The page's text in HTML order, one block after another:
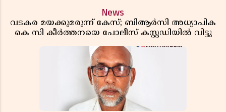
News
വടകര മയക്കുമരുന്ന് കേസ്; ബിആർസി അധ്യാപിക
കെ സി കീർത്തനയെ പോലീസ് കസ്റ്റഡിയിൽ വിട്ടു